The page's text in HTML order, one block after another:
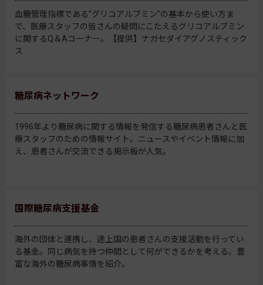
血糖管理指標である”グリコアルブミン”の基本から使い方ま
で、医療スタッフの皆さんの疑問にこたえるグリコアルブミン
に関するQ＆Aコーナー。【提供】ナガセダイアグノスティック
ス
糖尿病ネットワーク
1996年より糖尿病に関する情報を発信する糖尿病患者さんと医
療スタッフのための情報サイト。ニュースやイベント情報に加
え、患者さんが交流できる掲示板が人気。
国際糖尿病支援基金
海外の団体と連携し、途上国の患者さんの支援活動を行ってい
る基金。同じ病気を持つ仲間として何ができるかを考える。豊
富な海外の糖尿病事情を紹介。